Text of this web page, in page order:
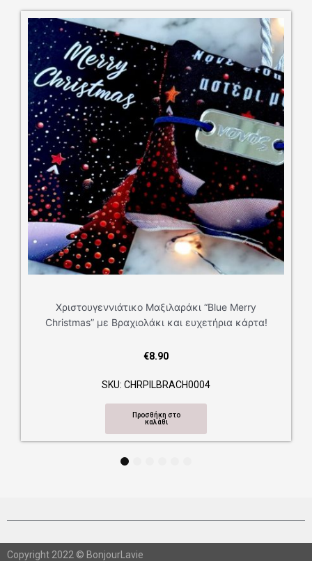
Χριστουγεννιάτικο Μαξιλαράκι “Blue Merry
Christmas” με Βραχιολάκι και ευχετήρια κάρτα!
SKU: CHRPILBRACH0004
Προσθήκη στο
4
Copyright 2022 © BonjourLavie